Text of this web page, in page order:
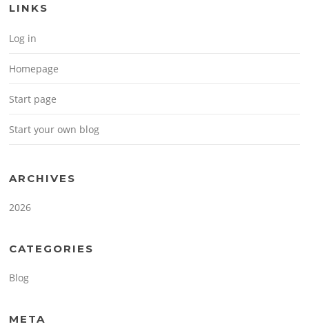
LINKS
Log in
Homepage
Start page
Start your own blog
ARCHIVES
2026
CATEGORIES
Blog
META